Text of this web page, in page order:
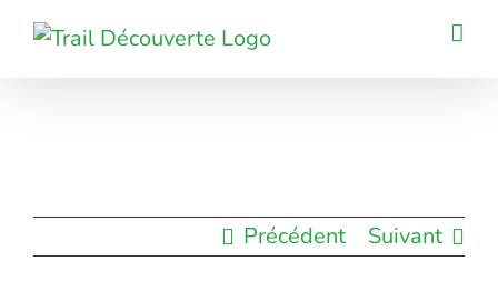
Passer
Précédent Suivant